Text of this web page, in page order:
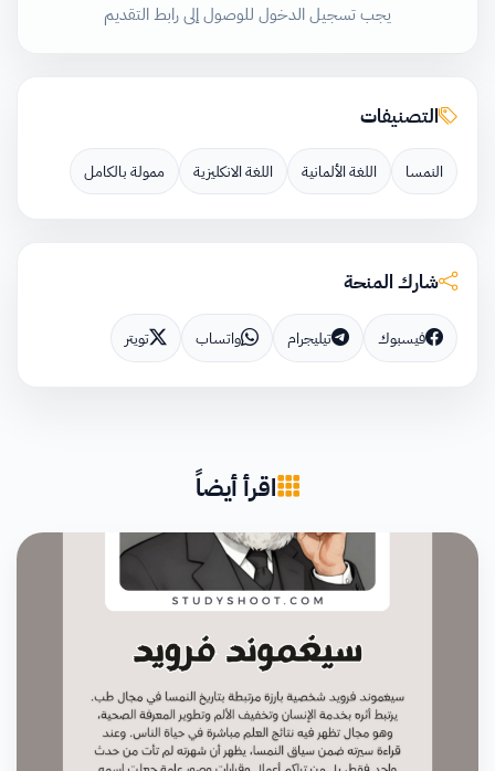
يجب تسجيل الدخول للوصول إلى رابط التقديم
التصنيفات
النمسا اللغة الألمانية اللغة الانكليزية ممولة بالكامل
شارك المنحة
فيسبوك تيليجرام واتساب تويتر
اقرأ أيضاً